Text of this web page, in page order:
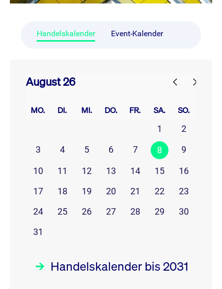
Handelskalender Event-Kalender
August 26
MO. DI. MI. DO. FR. SA. SO.
1
2
3
4 5 6 7 8 9
10 11 12 13 14 15
16
17
18 19 20 21 22
23
24
25 26 27 28 29
30
31
Handelskalender bis 2031